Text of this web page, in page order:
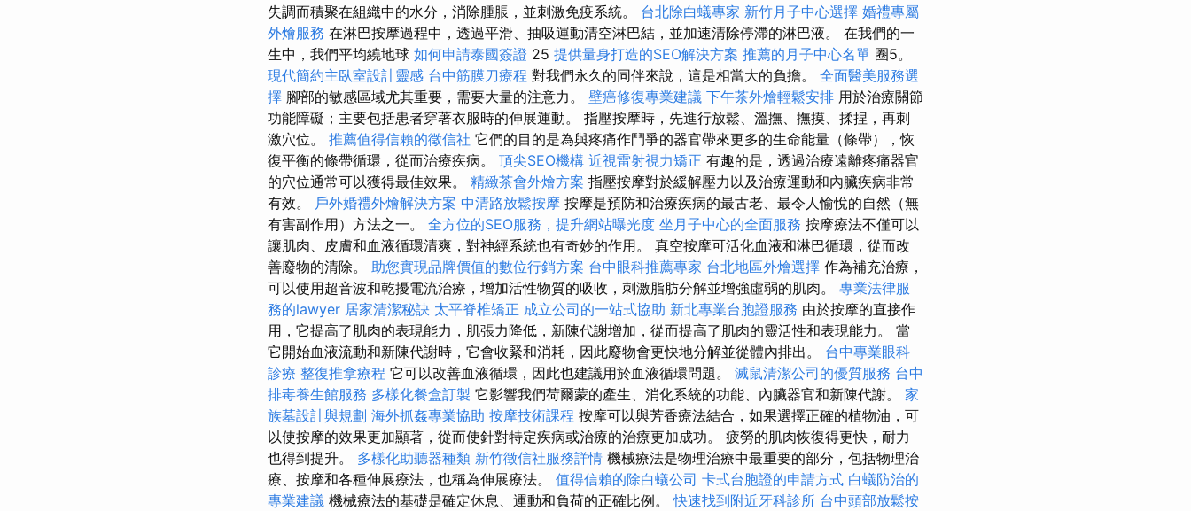
失調而積聚在組織中的水分，消除腫脹，並刺激免疫系統。 台北除白蟻專家 新竹月子中心選擇 婚禮專屬
外燴服務 在淋巴按摩過程中，透過平滑、抽吸運動清空淋巴結，並加速清除停滯的淋巴液。 在我們的一
生中，我們平均繞地球 如何申請泰國簽證 25 提供量身打造的SEO解決方案 推薦的月子中心名單 圈5。
現代簡約主臥室設計靈感 台中筋膜刀療程 對我們永久的同伴來說，這是相當大的負擔。 全面醫美服務選
擇 腳部的敏感區域尤其重要，需要大量的注意力。 壁癌修復專業建議 下午茶外燴輕鬆安排 用於治療關節
功能障礙；主要包括患者穿著衣服時的伸展運動。 指壓按摩時，先進行放鬆、溫撫、撫摸、揉捏，再刺
激穴位。 推薦值得信賴的徵信社 它們的目的是為與疼痛作鬥爭的器官帶來更多的生命能量（條帶），恢
復平衡的條帶循環，從而治療疾病。 頂尖SEO機構 近視雷射視力矯正 有趣的是，透過治療遠離疼痛器官
的穴位通常可以獲得最佳效果。 精緻茶會外燴方案 指壓按摩對於緩解壓力以及治療運動和內臟疾病非常
有效。 戶外婚禮外燴解決方案 中清路放鬆按摩 按摩是預防和治療疾病的最古老、最令人愉悅的自然（無
有害副作用）方法之一。 全方位的SEO服務，提升網站曝光度 坐月子中心的全面服務 按摩療法不僅可以
讓肌肉、皮膚和血液循環清爽，對神經系統也有奇妙的作用。 真空按摩可活化血液和淋巴循環，從而改
善廢物的清除。 助您實現品牌價值的數位行銷方案 台中眼科推薦專家 台北地區外燴選擇 作為補充治療，
可以使用超音波和乾擾電流治療，增加活性物質的吸收，刺激脂肪分解並增強虛弱的肌肉。 專業法律服
務的lawyer 居家清潔秘訣 太平脊椎矯正 成立公司的一站式協助 新北專業台胞證服務 由於按摩的直接作
用，它提高了肌肉的表現能力，肌張力降低，新陳代謝增加，從而提高了肌肉的靈活性和表現能力。 當
它開始血液流動和新陳代謝時，它會收緊和消耗，因此廢物會更快地分解並從體內排出。 台中專業眼科
診療 整復推拿療程 它可以改善血液循環，因此也建議用於血液循環問題。 滅鼠清潔公司的優質服務 台中
排毒養生館服務 多樣化餐盒訂製 它影響我們荷爾蒙的產生、消化系統的功能、內臟器官和新陳代謝。 家
族墓設計與規劃 海外抓姦專業協助 按摩技術課程 按摩可以與芳香療法結合，如果選擇正確的植物油，可
以使按摩的效果更加顯著，從而使針對特定疾病或治療的治療更加成功。 疲勞的肌肉恢復得更快，耐力
也得到提升。 多樣化助聽器種類 新竹徵信社服務詳情 機械療法是物理治療中最重要的部分，包括物理治
療、按摩和各種伸展療法，也稱為伸展療法。 值得信賴的除白蟻公司 卡式台胞證的申請方式 白蟻防治的
專業建議 機械療法的基礎是確定休息、運動和負荷的正確比例。快速找到附近牙科診所 台中頭部放鬆按